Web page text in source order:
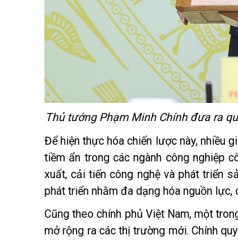
Thủ tướng Phạm Minh Chính đưa ra
Để hiện thực hóa chiến lược này, nhiều
tiềm ẩn trong các ngành công nghiệp
xuất, cải tiến công nghệ và phát triển
phát triển nhằm đa dạng hóa nguồn lực,
Cũng theo chính phủ Việt Nam, một
mở rộng ra các thị trường mới.Chính